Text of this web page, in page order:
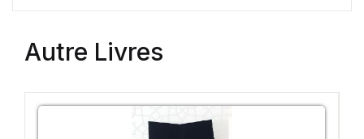
Autre Livres